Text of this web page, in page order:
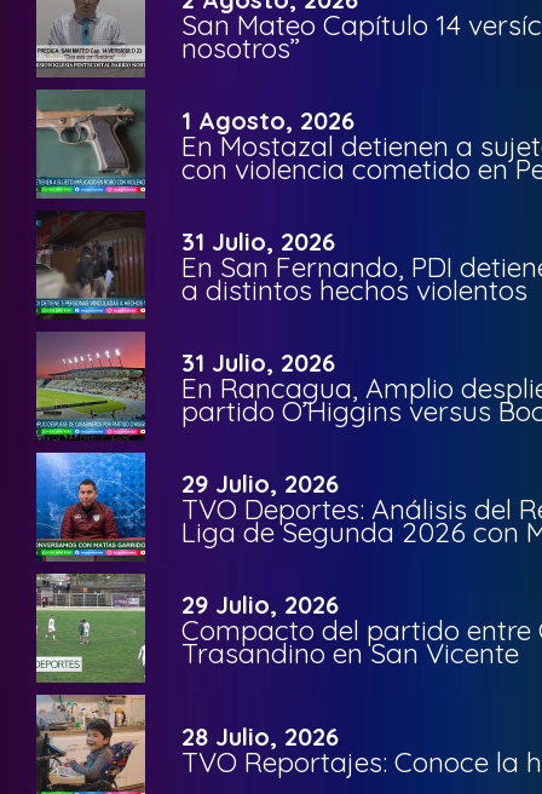
San Mateo Capítulo 14
nosotros”
1 Agosto, 2026
En Mostazal detienen a
con violencia cometido en
31 Julio, 2026
En San Fernando, PDI
a distintos hechos violentos
31 Julio, 2026
En Rancagua, Amplio
partido O’Higgins versus
29 Julio, 2026
TVO Deportes: Análisis del
Liga de Segunda 2026 con
29 Julio, 2026
Compacto del partido entre
Trasandino en San Vicente
28 Julio, 2026
TVO Reportajes: Conoce la